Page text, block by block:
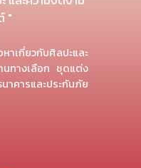
"
าเกี่ยวกับศิลปะและ
ทางเลือก ชุดแต่ง
คารและประกันภัย